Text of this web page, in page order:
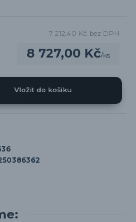
8 727,00 Kč/ks
7 212,40 Kč bez DPH
Vložit do košíku